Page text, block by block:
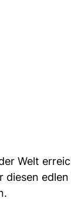
Welt
diesen